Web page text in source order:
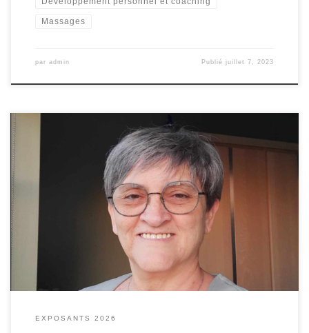
Massages
par admin Publiéjuillet 7, 2023
Coiffure, Bien-être, émotions, conscience, écoute
EXPOSANTS 2026